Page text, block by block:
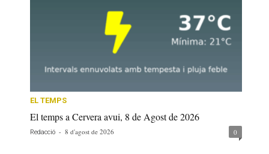
EL TEMPS
El temps a Cervera avui, 8 de Agost de 2026
Redacció - 8 d'agost de 2026 0